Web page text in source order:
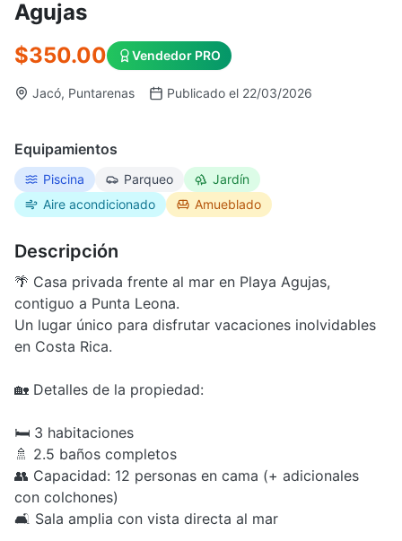
Agujas
$350.00 Vendedor PRO
Jacó, Puntarenas Publicado el 22/03/2026
Equipamientos
Piscina Parqueo
Jardín
Aire acondicionado
Amueblado
Descripción
🌴 Casa privada frente al mar en Playa Agujas,
contiguo a Punta Leona.
Un lugar único para disfrutar vacaciones inolvidables
en Costa Rica.
🏡 Detalles de la propiedad:
🛏 3 habitaciones
🚿 2.5 baños completos
👥 Capacidad: 12 personas en cama (+ adicionales
con colchones)
🛋 Sala amplia con vista directa al mar